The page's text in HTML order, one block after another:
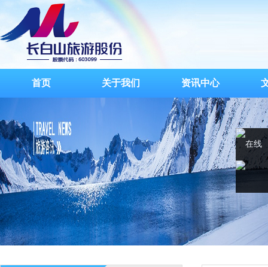
首页 关于我们 资讯中心
在线